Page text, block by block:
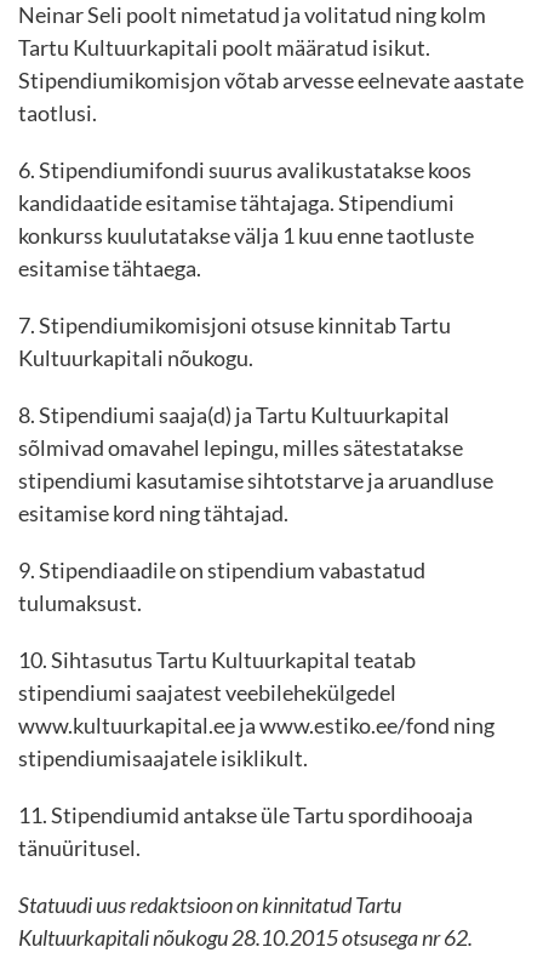
Neinar Seli poolt nimetatud ja volitatud ning kolm
Tartu Kultuurkapitali poolt määratud isikut.
Stipendiumikomisjon võtab arvesse eelnevate aastate
taotlusi.
6. Stipendiumifondi suurus avalikustatakse koos
kandidaatide esitamise tähtajaga. Stipendiumi
konkurss kuulutatakse välja 1 kuu enne taotluste
esitamise tähtaega.
7. Stipendiumikomisjoni otsuse kinnitab Tartu
Kultuurkapitali nõukogu.
8. Stipendiumi saaja(d) ja Tartu Kultuurkapital
sõlmivad omavahel lepingu, milles sätestatakse
stipendiumi kasutamise sihtotstarve ja aruandluse
esitamise kord ning tähtajad.
9. Stipendiaadile on stipendium vabastatud
tulumaksust.
10. Sihtasutus Tartu Kultuurkapital teatab
stipendiumi saajatest veebilehekülgedel
www.kultuurkapital.ee ja www.estiko.ee/fond ning
stipendiumisaajatele isiklikult.
11. Stipendiumid antakse üle Tartu spordihooaja
tänuüritusel.
Statuudi uus redaktsioon on kinnitatud Tartu
Kultuurkapitali nõukogu 28.10.2015 otsusega nr 62.